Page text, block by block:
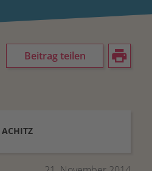
Beitrag teilen
ACHITZ